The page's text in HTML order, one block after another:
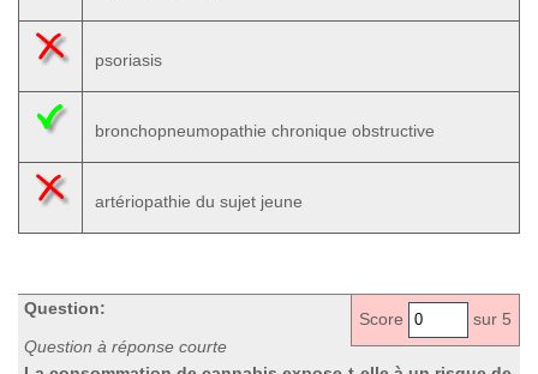
psoriasis
bronchopneumopathie chronique obstructive
artériopathie du sujet jeune
Score sur 5
Question:
Question à réponse courte